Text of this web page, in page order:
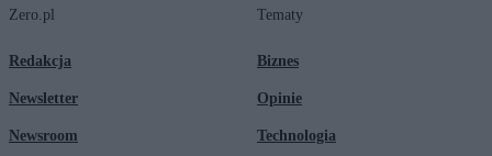
Zero.pl
Redakcja
Newsletter
Newsroom
Tematy
Biznes
Opinie
Technologia